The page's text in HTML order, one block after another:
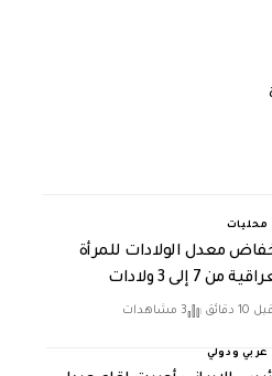
محليات
معدل الولادات للمرأة
من 7 إلى 3 ولادات
قبل 10 دقائق 3 مشاهدات
عربي ودولي